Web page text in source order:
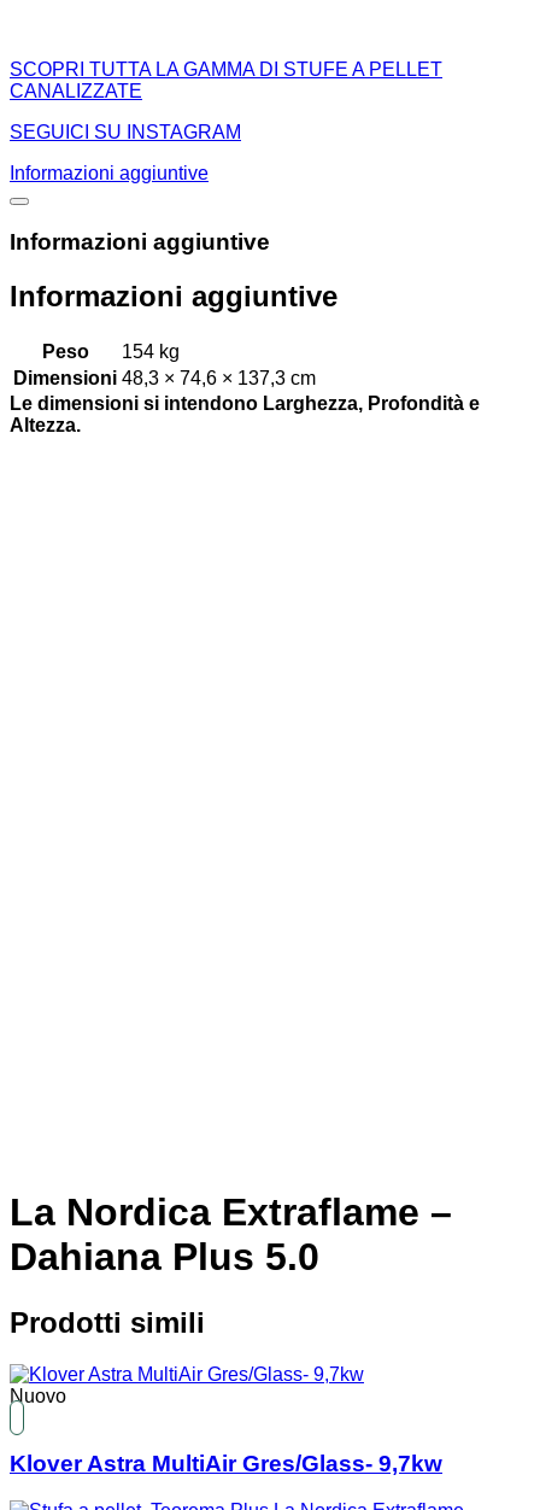
SCOPRI TUTTA LA GAMMA DI STUFE A PELLET
CANALIZZATE
SEGUICI SU INSTAGRAM
Informazioni aggiuntive
Informazioni aggiuntive
Informazioni aggiuntive
Peso
154 kg
Dimensioni 48,3 × 74,6 × 137,3 cm
Le dimensioni si intendono Larghezza, Profondità e
Altezza.
La Nordica Extraflame –
Dahiana Plus 5.0
Prodotti simili
Nuovo
Klover Astra MultiAir Gres/Glass- 9,7kw